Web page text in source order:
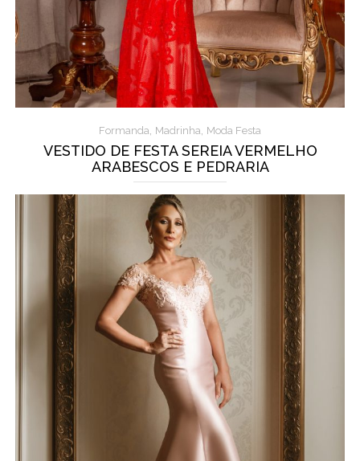
Formanda, Madrinha, Moda Festa
VESTIDO DE FESTA SEREIA VERMELHO
ARABESCOS E PEDRARIA